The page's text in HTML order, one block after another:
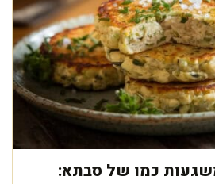
כמו של סבתא: